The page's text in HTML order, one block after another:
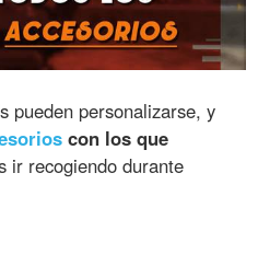
pueden personalizarse, y
con los que
ir recogiendo durante